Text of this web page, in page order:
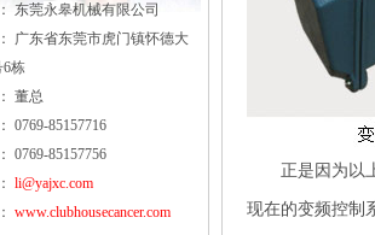
东莞永皋机械有限公司
广东省东莞市虎门镇怀德大
6栋
董总
0769-85157716
0769-85157756
li@yajxc.com
www.clubhousecancer.com
正是因为以上
现在的变频控制